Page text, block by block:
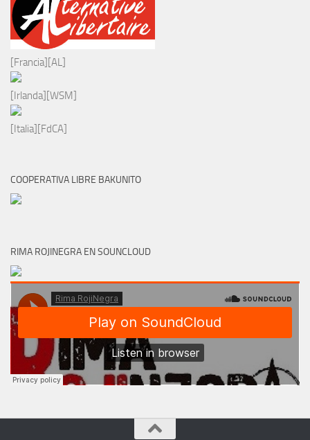
[Francia][AL]
[Irlanda][WSM]
[Italia][FdCA]
COOPERATIVA LIBRE BAKUNITO
RIMA ROJINEGRA EN SOUNCLOUD